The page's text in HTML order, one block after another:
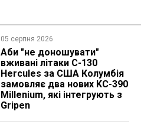
05 серпня 2026
Аби "не доношувати"
вживані літаки C-130
Hercules за США Колумбія
замовляє два нових KC-390
Millenium, які інтегрують з
Gripen